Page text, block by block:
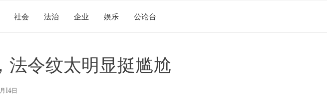
社会 法治 企业 娱乐 公论台
法令纹太明显挺尴尬
14日